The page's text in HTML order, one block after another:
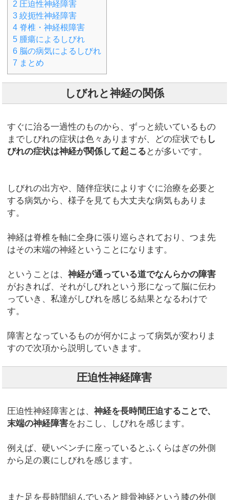
2 圧迫性神経障害
3 絞扼性神経障害
4 脊椎・神経根障害
5 腫瘍によるしびれ
6 脳の病気によるしびれ
7 まとめ
しびれと神経の関係
すぐに治る一過性のものから、ずっと続いているもの
までしびれの症状は色々ありますが、どの症状でも し
びれの症状は神経が関係して起こる とが多いです。
しびれの出方や、随伴症状によりすぐに治療を必要と
する病気から、様子を見ても大丈夫な病気もありま
す。
神経は脊椎を軸に全身に張り巡らされており、つま先
はその末端の神経ということになります。
ということは、神経が通っている道でなんらかの障害
がおきれば、それがしびれという形になって脳に伝わ
っていき、私達がしびれを感じる結果となるわけで
す。
障害となっているものが何かによって病気が変わりま
すので次項から説明していきます。
圧迫性神経障害
圧迫性神経障害とは、神経を長時間圧迫することで、
末端の神経障害をおこし、しびれを感じます。
例えば、硬いベンチに座っているとふくらはぎの外側
から足の裏にしびれを感じます。
また足を長時間組んでいると腓骨神経という膝の外側